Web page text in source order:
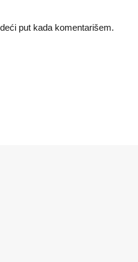
put kada komentarišem.